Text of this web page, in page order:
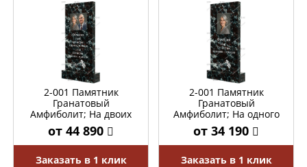
2-001 Памятник
Гранатовый
Амфиболит; На двоих
от 44 890
Заказать в 1 клик
2-001 Памятник
Гранатовый
Амфиболит; На одного
от 34 190
Заказать в 1 клик